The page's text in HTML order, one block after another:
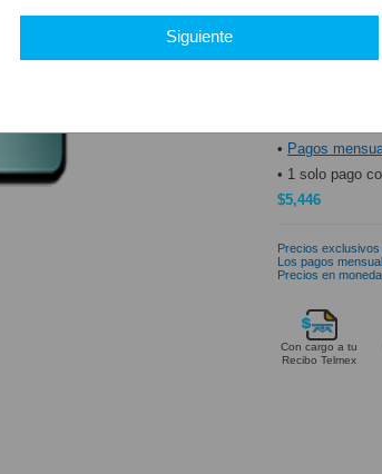
Siguiente
• Pagos
• 1 solo pago
$5,446
Precios exclusivos
Los pagos
Precios en
Con cargo a tu
Recibo Telmex